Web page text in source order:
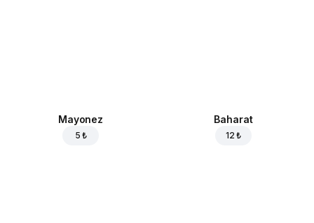
Mayonez
5 ₺
Baharat
12 ₺